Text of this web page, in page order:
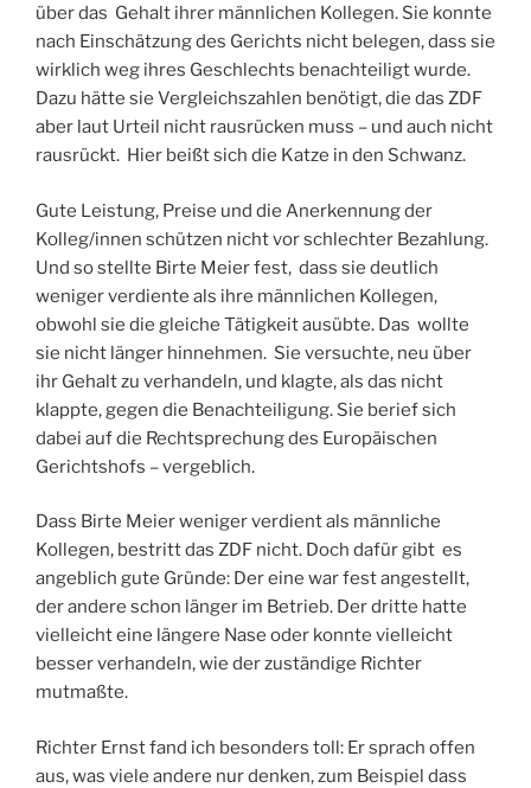
über das Gehalt ihrer männlichen Kollegen. Sie konnte
nach Einschätzung des Gerichts nicht belegen, dass sie
wirklich weg ihres Geschlechts benachteiligt wurde.
Dazu hätte sie Vergleichszahlen benötigt, die das ZDF
aber laut Urteil nicht rausrücken muss – und auch nicht
rausrückt. Hier beißt sich die Katze in den Schwanz.
Gute Leistung, Preise und die Anerkennung der
Kolleg/innen schützen nicht vor schlechter Bezahlung.
Und so stellte Birte Meier fest, dass sie deutlich
weniger verdiente als ihre männlichen Kollegen,
obwohl sie die gleiche Tätigkeit ausübte. Das wollte
sie nicht länger hinnehmen. Sie versuchte, neu über
ihr Gehalt zu verhandeln, und klagte, als das nicht
klappte, gegen die Benachteiligung. Sie berief sich
dabei auf die Rechtsprechung des Europäischen
Gerichtshofs – vergeblich.
Dass Birte Meier weniger verdient als männliche
Kollegen, bestritt das ZDF nicht. Doch dafür gibt es
angeblich gute Gründe: Der eine war fest angestellt,
der andere schon länger im Betrieb. Der dritte hatte
vielleicht eine längere Nase oder konnte vielleicht
besser verhandeln, wie der zuständige Richter
mutmaßte.
Richter Ernst fand ich besonders toll: Er sprach offen
aus, was viele andere nur denken, zum Beispiel dass